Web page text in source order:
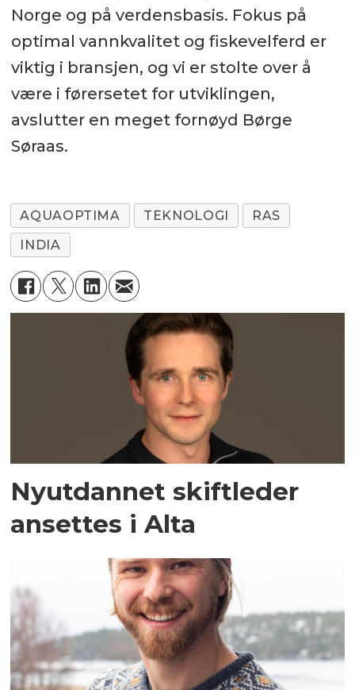
Norge og på verdensbasis. Fokus på
optimal vannkvalitet og fiskevelferd er
viktig i bransjen, og vi er stolte over å
være i førersetet for utviklingen,
avslutter en meget fornøyd Børge
Søraas.
AQUAOPTIMA TEKNOLOGI
RAS
INDIA
Nyutdannet skiftleder
ansettes i Alta